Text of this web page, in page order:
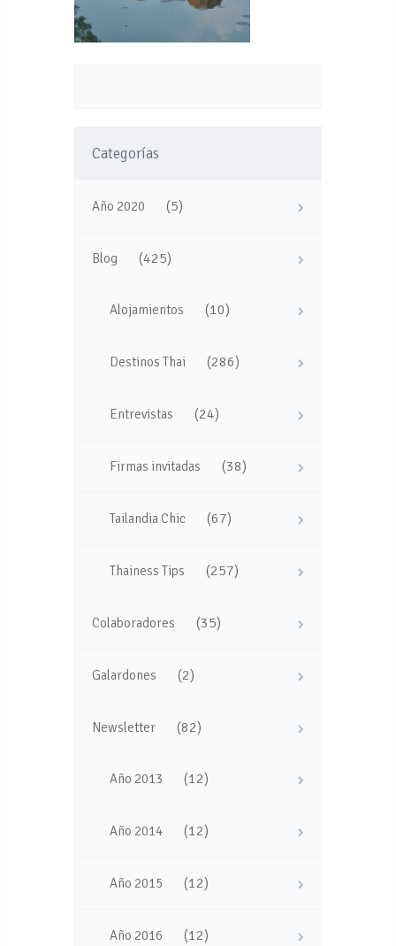
Categorías
Año 2020 (5)
Blog (425)
Alojamientos (10)
Destinos Thai (286)
Entrevistas (24)
Firmas invitadas (38)
Tailandia Chic (67)
Thainess Tips (257)
Colaboradores (35)
Galardones (2)
Newsletter (82)
Año 2013 (12)
Año 2014 (12)
Año 2015 (12)
Año 2016 (12)